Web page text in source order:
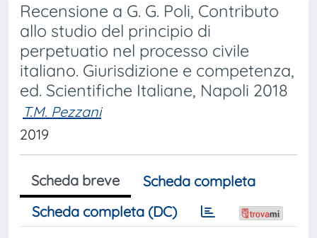
Recensione a G. G. Poli, Contributo
allo studio del principio di
perpetuatio nel processo civile
italiano. Giurisdizione e competenza,
ed. Scientifiche Italiane, Napoli 2018
T.M. Pezzani
2019
Scheda breve
Scheda completa
Scheda completa (DC)